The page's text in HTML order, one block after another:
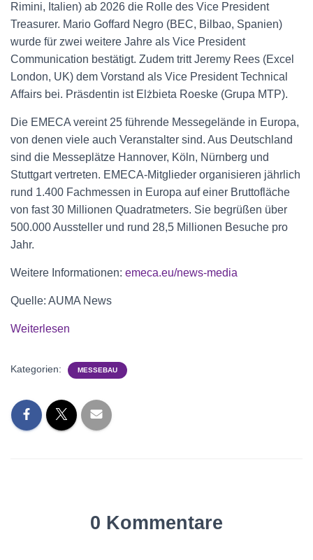
Rimini, Italien) ab 2026 die Rolle des Vice President
Treasurer. Mario Goffard Negro (BEC, Bilbao, Spanien)
wurde für zwei weitere Jahre als Vice President
Communication bestätigt. Zudem tritt Jeremy Rees (Excel
London, UK) dem Vorstand als Vice President Technical
Affairs bei. Präsdentin ist Elżbieta Roeske (Grupa MTP).
Die EMECA vereint 25 führende Messegelände in Europa,
von denen viele auch Veranstalter sind. Aus Deutschland
sind die Messeplätze Hannover, Köln, Nürnberg und
Stuttgart vertreten. EMECA-Mitglieder organisieren jährlich
rund 1.400 Fachmessen in Europa auf einer Bruttofläche
von fast 30 Millionen Quadratmeters. Sie begrüßen über
500.000 Aussteller und rund 28,5 Millionen Besuche pro
Jahr.
Weitere Informationen: emeca.eu/news-media
Quelle: AUMA News
Weiterlesen
Kategorien: MESSEBAU
0 Kommentare